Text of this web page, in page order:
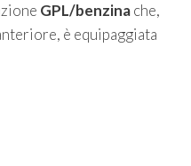
GPL/benzinache,
è equipaggiata